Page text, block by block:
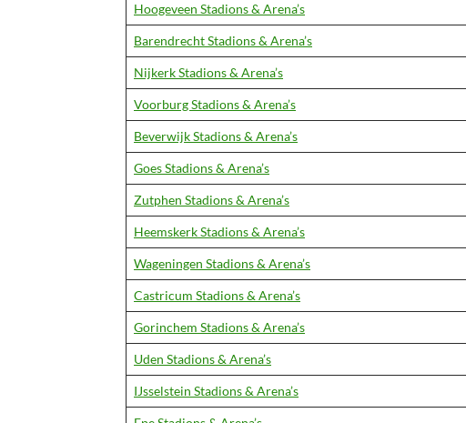
Hoogeveen Stadions & Arena’s
Barendrecht Stadions & Arena’s
Nijkerk Stadions & Arena’s
Voorburg Stadions & Arena’s
Beverwijk Stadions & Arena’s
Goes Stadions & Arena’s
Zutphen Stadions & Arena’s
Heemskerk Stadions & Arena’s
Wageningen Stadions & Arena’s
Castricum Stadions & Arena’s
Gorinchem Stadions & Arena’s
Uden Stadions & Arena’s
IJsselstein Stadions & Arena’s